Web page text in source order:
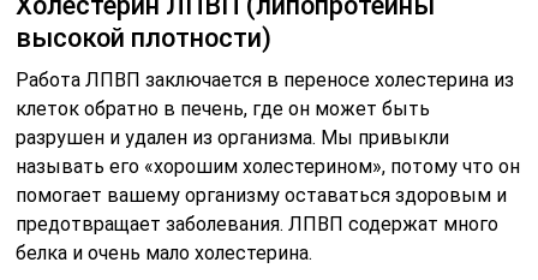
высокой плотности)
Работа ЛПВП заключается в переносе холестерина из
клеток обратно в печень, где он может быть
разрушен и удален из организма. Мы привыкли
называть его «хорошим холестерином», потому что он
помогает вашему организму оставаться здоровым и
предотвращает заболевания. ЛПВП содержат много
белка и очень мало холестерина.